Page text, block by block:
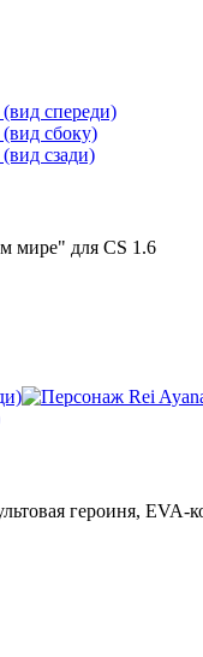
мире" для CS 1.6
героиня, EVA-